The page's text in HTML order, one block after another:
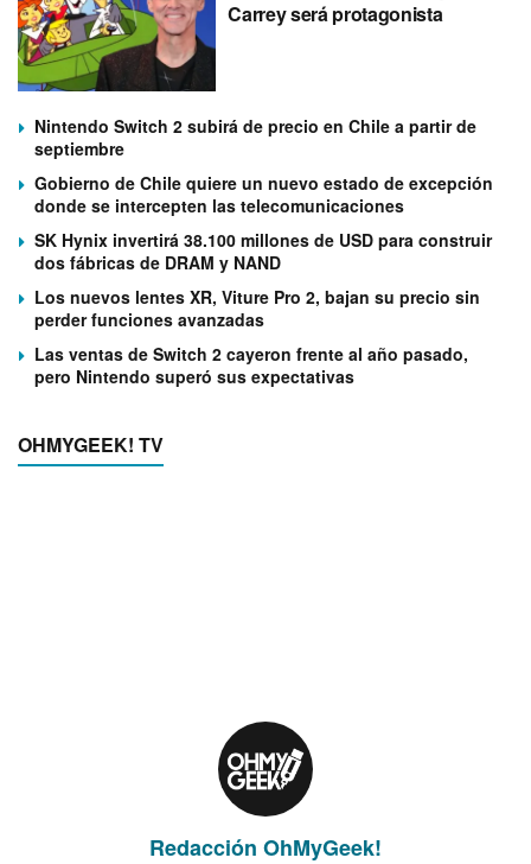
Carrey será protagonista
Nintendo Switch 2 subirá de precio en Chile a partir de
septiembre
Gobierno de Chile quiere un nuevo estado de excepción
donde se intercepten las telecomunicaciones
SK Hynix invertirá 38.100 millones de USD para construir
dos fábricas de DRAM y NAND
Los nuevos lentes XR, Viture Pro 2, bajan su precio sin
perder funciones avanzadas
Las ventas de Switch 2 cayeron frente al año pasado,
pero Nintendo superó sus expectativas
OHMYGEEK! TV
Redacción OhMyGeek!